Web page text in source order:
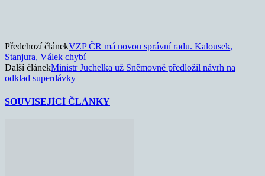
Předchozí článekVZP ČR má novou správní radu. Kalousek,
Stanjura, Válek chybí
Další článekMinistr Juchelka už Sněmovně předložil návrh na
odklad superdávky
SOUVISEJÍCÍ ČLÁNKY